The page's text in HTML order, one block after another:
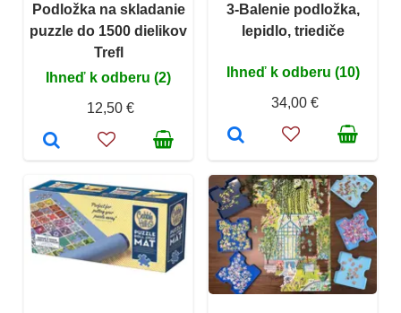
Podložka na skladanie
puzzle do 1500 dielikov
Trefl
Ihneď k odberu (2)
12,50 €
3-Balenie podložka,
lepidlo, triediče
Ihneď k odberu (10)
34,00 €